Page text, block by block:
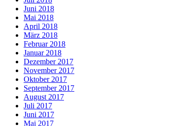
Juni 2018
Mai 2018
April 2018
März 2018
Februar 2018
Januar 2018
Dezember 2017
November 2017
Oktober 2017
September 2017
August 2017
Juli 2017
Juni 2017
Mai 2017